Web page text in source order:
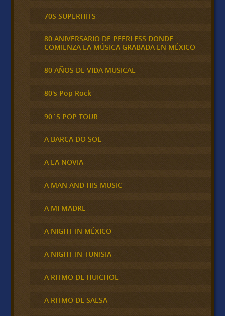
70S SUPERHITS
80 ANIVERSARIO DE PEERLESS DONDE
COMIENZA LA MÚSICA GRABADA EN MÉXICO
80 AÑOS DE VIDA MUSICAL
80's Pop Rock
90´S POP TOUR
A BARCA DO SOL
A LA NOVIA
A MAN AND HIS MUSIC
A MI MADRE
A NIGHT IN MÉXICO
A NIGHT IN TUNISIA
A RITMO DE HUICHOL
A RITMO DE SALSA